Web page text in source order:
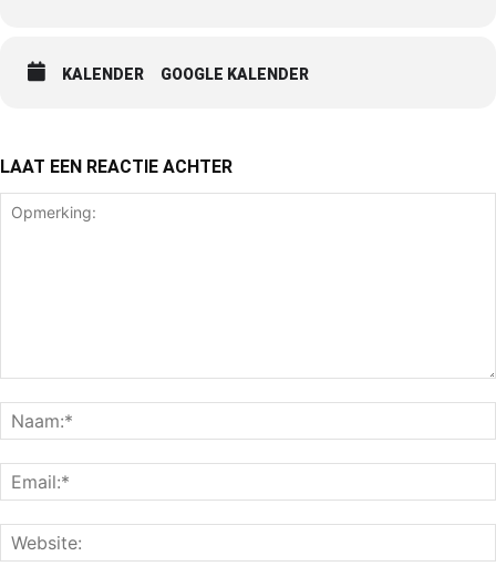
KALENDER GOOGLE KALENDER
LAAT EEN REACTIE ACHTER